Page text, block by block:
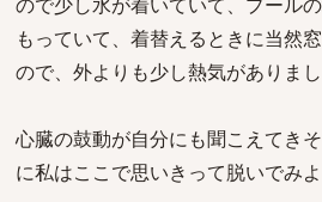
もっていて、着替えるときに当然
ので、外よりも少し熱気がありまし
心臓の鼓動が自分にも聞こえてき
に私はここで思いきって脱いでみよ